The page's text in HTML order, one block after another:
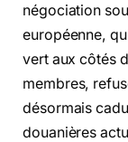
négociation
européenne,
vert aux côtés
membres,
désormais
douanières